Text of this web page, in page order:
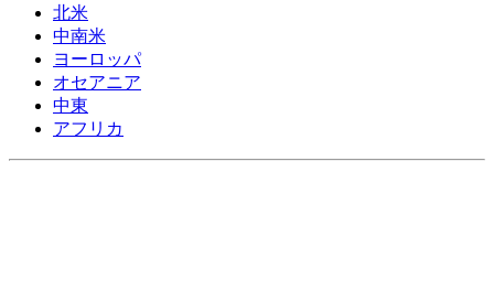
北米
中南米
ヨーロッパ
オセアニア
中東
アフリカ